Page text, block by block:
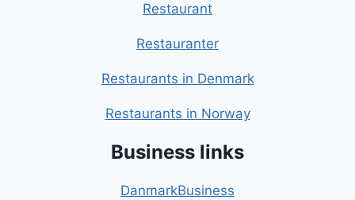
Restaurant
Restauranter
Restaurants in Denmark
Restaurants in Norway
Business links
DanmarkBusiness